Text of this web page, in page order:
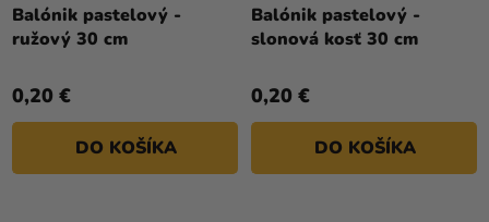
Balónik pastelový -
ružový 30 cm
0,20 €
DO KOŠÍKA
Balónik pastelový -
slonová kosť 30 cm
0,20 €
DO KOŠÍKA